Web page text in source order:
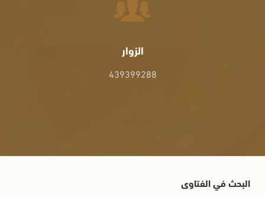
الزوار
439399288
البحث في الفتاوى